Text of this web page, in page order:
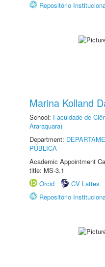
Repositório
Marina Kolland
School: Faculdade de
Araraquara)
Department:
PÚBLICA
Academic Appointment
title: MS-3.1
Orcid
CV Lattes
Repositório